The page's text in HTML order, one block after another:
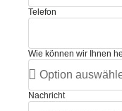
Telefon
Wie können wir Ihnen
Nachricht